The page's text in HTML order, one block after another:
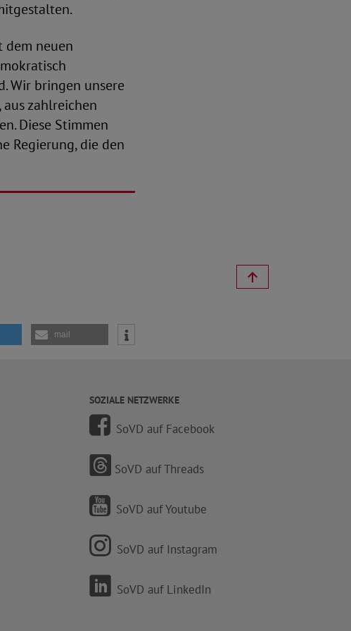
dem neuen
Wir bringen unsere
zahlreichen
Diese Stimmen
Regierung, die den
mail
SOZIALE NETZWERKE
SoVD auf Facebook
SoVD auf Threads
SoVD auf Youtube
SoVD auf Instagram
SoVD auf LinkedIn